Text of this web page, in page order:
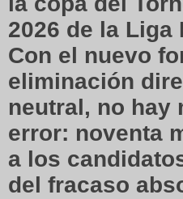
2026 de la Liga
Con el nuevo
eliminación
neutral, no hay
error: noventa
a los
del fracaso